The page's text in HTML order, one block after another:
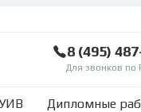
8 (495)
Для звонков по
Дипломные